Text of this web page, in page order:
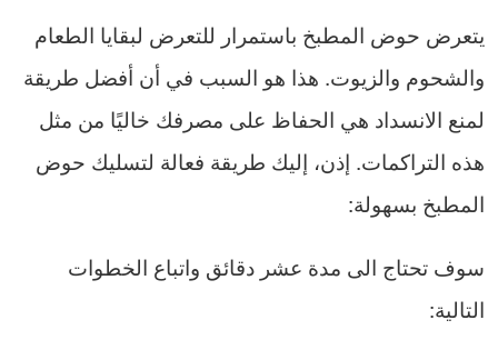
يتعرض حوض المطبخ باستمرار للتعرض لبقايا الطعام
والشحوم والزيوت. هذا هو السبب في أن أفضل طريقة
لمنع الانسداد هي الحفاظ على مصرفك خاليًا من مثل
هذه التراكمات. إذن، إليك طريقة فعالة لتسليك حوض
المطبخ بسهولة:
سوف تحتاج الى مدة عشر دقائق واتباع الخطوات
التالية: